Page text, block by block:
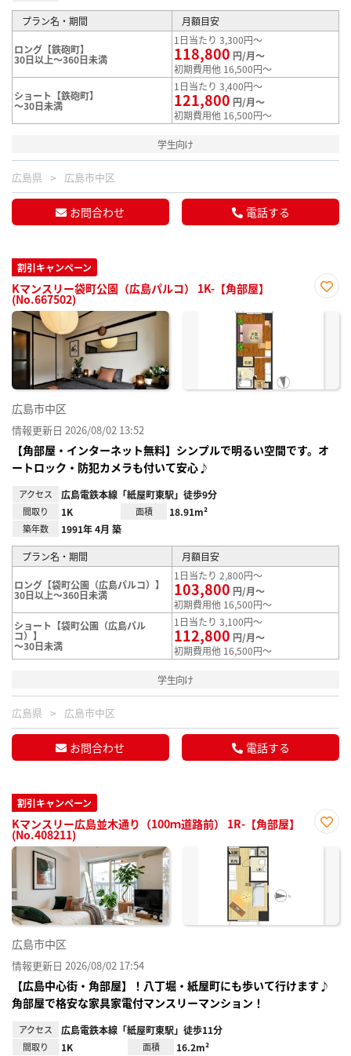
プラン名・期間 月額目安
ロング【鉄砲町】
30日以上～360日未満
1日当たり 3,300円～
118,800 円/月～
初期費用他 16,500円～
ショート【鉄砲町】
～30日未満
1日当たり 3,400円～
121,800 円/月～
初期費用他 16,500円～
学生向け
広島県 広島市中区
お問合わせ 電話する
割引キャンペーン
Kマンスリー袋町公園（広島パルコ） 1K-【角部屋】
(No.667502)
に入
広島市中区
情報更新日 2026/08/02 13:52
【角部屋・インターネット無料】シンプルで明るい空間です。オ
ートロック・防犯カメラも付いて安心♪
アクセス 広島電鉄本線「紙屋町東駅」徒歩9分
間取り 1K 面積 18.91m²
築年数 1991年 4月 築
プラン名・期間 月額目安
ロング【袋町公園（広島パルコ）】
30日以上～360日未満
1日当たり 2,800円～
103,800 円/月～
初期費用他 16,500円～
ショート【袋町公園（広島パル
コ）】
～30日未満
1日当たり 3,100円～
112,800 円/月～
初期費用他 16,500円～
学生向け
広島県 広島市中区
お問合わせ 電話する
割引キャンペーン
Kマンスリー広島並木通り（100ｍ道路前） 1R-【角部屋】
(No.408211)
に入
広島市中区
情報更新日 2026/08/02 17:54
【広島中心街・角部屋】！八丁堀・紙屋町にも歩いて行けます♪
角部屋で格安な家具家電付マンスリーマンション！
アクセス 広島電鉄本線「紙屋町東駅」徒歩11分
間取り 1K 面積 16.2m²